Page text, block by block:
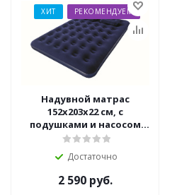
ХИТ РЕКОМЕНДУЕМ
Надувной матрас
152х203х22 см, с
подушками и насосом
(Bestway 67374 BW)
Достаточно
2 590 руб.